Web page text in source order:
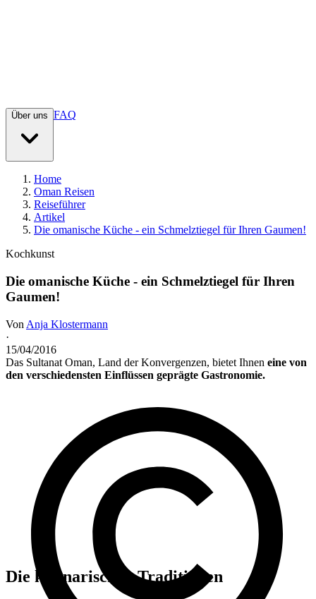
Über uns FAQ
Home
Oman Reisen
Reiseführer
Artikel
Die omanische Küche - ein Schmelztiegel für Ihren Gaumen!
Kochkunst
Die omanische Küche - ein Schmelztiegel für Ihren
Gaumen!
Von Anja Klostermann
·
15/04/2016
Das Sultanat Oman, Land der Konvergenzen, bietet Ihnen eine von
den verschiedensten Einflüssen geprägte Gastronomie.
Die kulinarischen Traditionen